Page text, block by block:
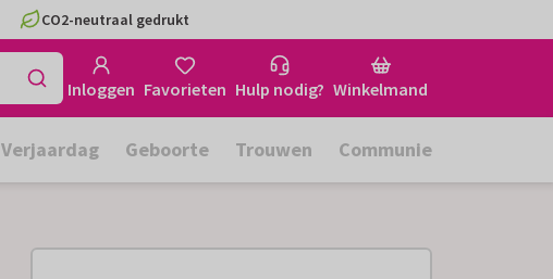
CO2-neutraal gedrukt
Inloggen Favorieten Hulp nodig? Winkelmand
Verjaardag Geboorte Trouwen Communie